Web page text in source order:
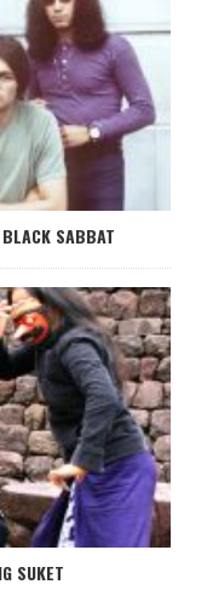
SABBAT
SUKET